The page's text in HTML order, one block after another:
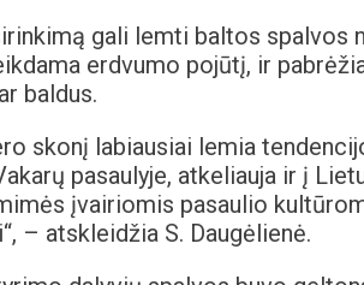
gali lemti baltos spalvos
erdvumo pojūtį, ir
baldus.
skonį labiausiai lemia
pasaulyje, atkeliauja ir į
įvairiomis pasaulio
– atskleidžia S. Daugėlienė.